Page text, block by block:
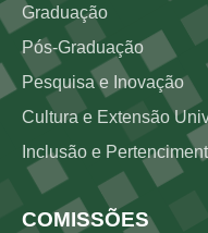
Graduação
Pós-Graduação
Pesquisa e Inovação
Cultura e Extensão
Inclusão e
COMISSÕES